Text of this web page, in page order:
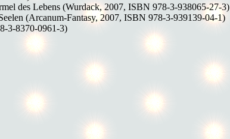
des Lebens (Wurdack, 2007, ISBN 978-3-938065-27-3)
(Arcanum-Fantasy, 2007, ISBN 978-3-939139-04-1)
3-8370-0961-3)